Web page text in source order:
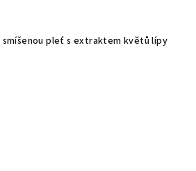
smíšenou pleť s extraktem květů lípy